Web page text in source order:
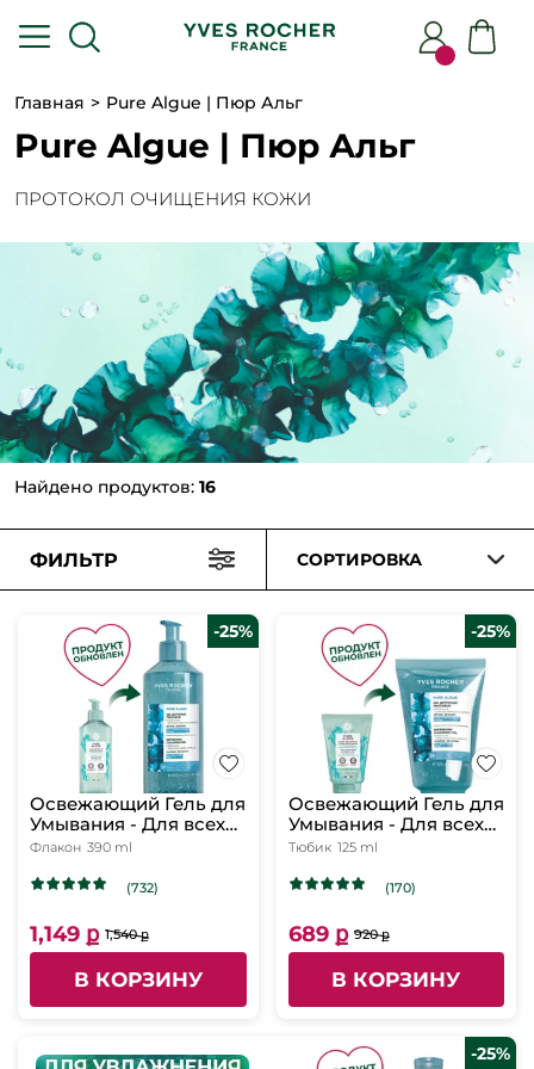
Главная Pure Algue | Пюр Альг
Pure Algue | Пюр Альг
ПРОТОКОЛ ОЧИЩЕНИЯ КОЖИ
Найдено продуктов: 16
ФИЛЬТР СОРТИРОВКА
-25%
Освежающий Гель для
Умывания - Для всех
типов кожи, 390 мл
Флакон 390 ml
(732)
1,149 ք 1,540 ք
В КОРЗИНУ
-25%
Освежающий Гель для
Умывания - Для всех
типов кожи, 125 мл
Тюбик 125 ml
(170)
689 ք 920 ք
В КОРЗИНУ
-25%